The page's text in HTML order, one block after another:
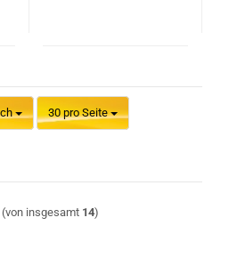
30 pro Seite
pro Seite
(von insgesamt 14)